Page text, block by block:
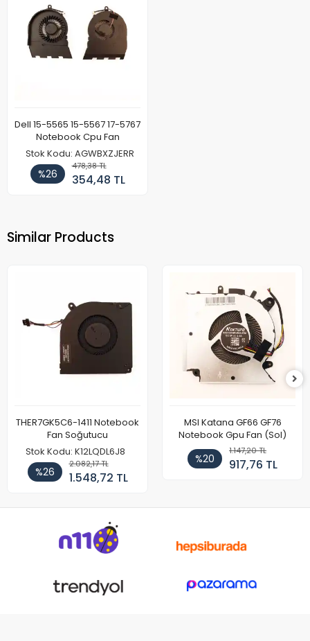
Dell 15-5565 15-5567 17-5767
Notebook Cpu Fan
Stok Kodu: AGWBXZJERR
%26
478,38 TL
354,48 TL
Similar Products
THER7GK5C6-1411 Notebook
Fan Soğutucu
Stok Kodu: K12LQDL6J8
%26
2.082,17 TL
1.548,72 TL
MSI Katana GF66 GF76
Notebook Gpu Fan (Sol)
%20
1.147,20 TL
917,76 TL